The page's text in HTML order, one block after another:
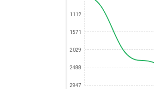
1112
1571
2029
2488
2947